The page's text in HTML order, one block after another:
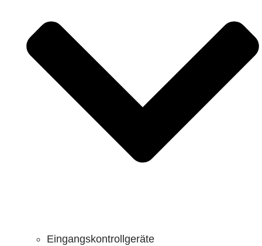
Eingangskontrollgeräte